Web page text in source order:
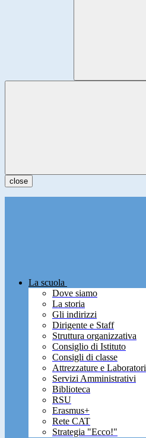
close
La scuola
Dove siamo
La storia
Gli indirizzi
Dirigente e Staff
Struttura organizzativa
Consiglio di Istituto
Consigli di classe
Attrezzature e Laboratori
Servizi Amministrativi
Biblioteca
RSU
Erasmus+
Rete CAT
Strategia "Ecco!"